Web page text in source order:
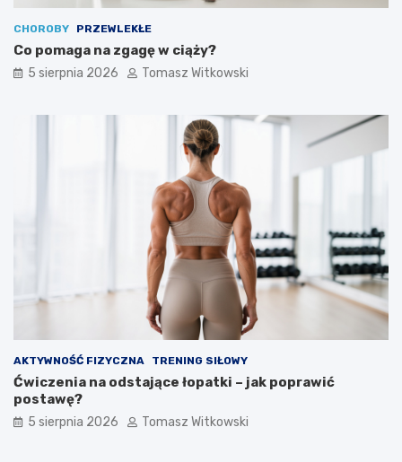
CHOROBY PRZEWLEKŁE
Co pomaga na zgagę w ciąży?
5 sierpnia 2026 Tomasz Witkowski
AKTYWNOŚĆ FIZYCZNA TRENING SIŁOWY
Ćwiczenia na odstające łopatki – jak poprawić
postawę?
5 sierpnia 2026 Tomasz Witkowski